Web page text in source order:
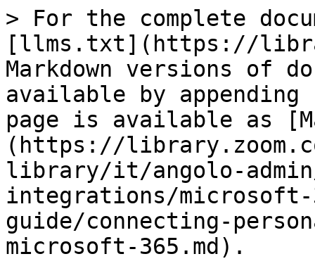
> For the complete
[llms.txt](https://
Markdown versions of
available by
page is available as
(https://
library/it/angolo-
integrations/
guide/connecting-
microsoft-365.md).